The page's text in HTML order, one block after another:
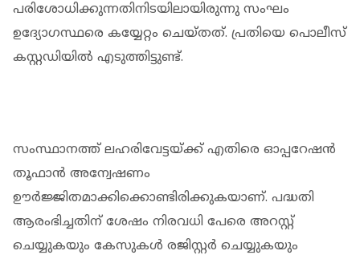
പരിശോധിക്കുന്നതിനിടയിലായിരുന്നു സംഘം
ഉദ്യോഗസ്ഥരെ കയ്യേറ്റം ചെയ്തത്. പ്രതിയെ പൊലീസ്
കസ്റ്റഡിയില്‍ എടുത്തിട്ടുണ്ട്.
സംസ്ഥാനത്ത് ലഹരിവേട്ടയ്ക്ക് എതിരെ ഓപ്പറേഷന്‍
തൂഫാന്‍ അന്വേഷണം
ഊര്‍ജ്ജിതമാക്കിക്കൊണ്ടിരിക്കുകയാണ്. പദ്ധതി
ആരംഭിച്ചതിന് ശേഷം നിരവധി പേരെ അറസ്റ്റ്
ചെയ്യുകയും കേസുകള്‍ രജിസ്റ്റര്‍ ചെയ്യുകയും